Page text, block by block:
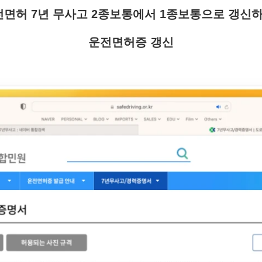
면허 7년 무사고 2종보통에서 1종보통으로 갱신
운전면허증 갱신